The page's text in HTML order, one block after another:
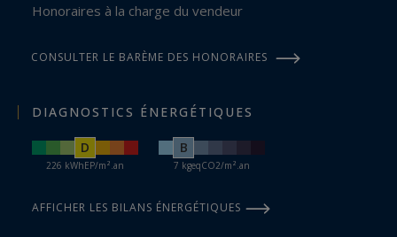
Honoraires à la charge du vendeur
CONSULTER LE BARÈME DES HONORAIRES
DIAGNOSTICS ÉNERGÉTIQUES
D
226 kWhEP/m².an
B
7 kgeqCO2/m².an
AFFICHER LES BILANS ÉNERGÉTIQUES